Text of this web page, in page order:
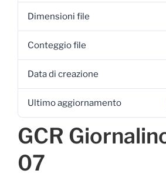
Dimensioni file
Conteggio file
Data di creazione
Ultimo aggiornamento
GCR
07